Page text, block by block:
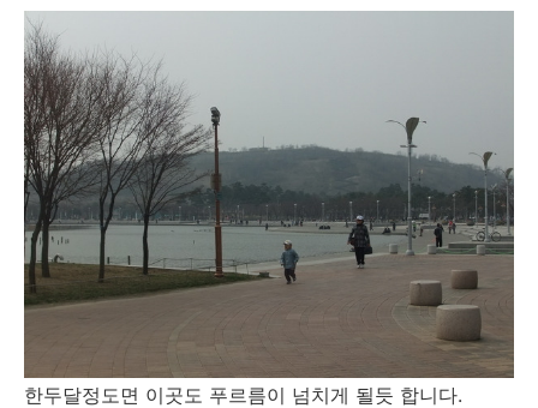
한두달정도면 이곳도 푸르름이 넘치게 될듯 합니다.